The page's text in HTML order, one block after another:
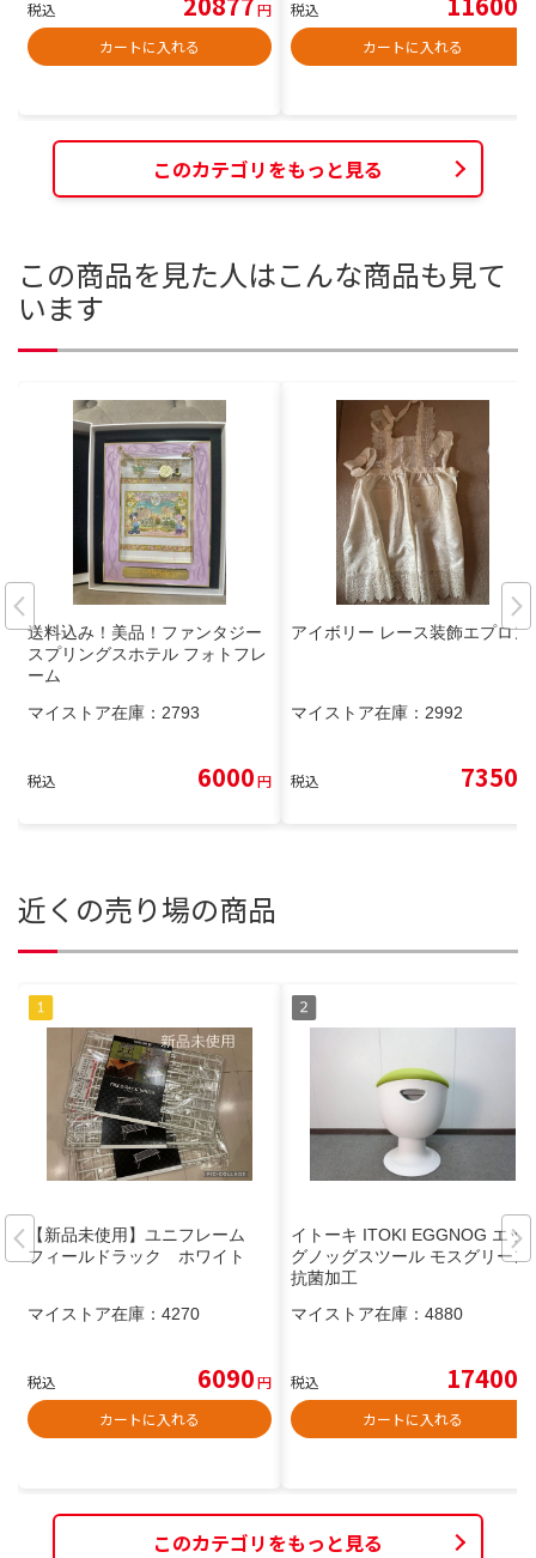
税込
円
カートに入れる
税込
カートに入れる
このカテゴリをもっと見る
この商品を見た人はこんな商品も見て
います
送料込み！美品！ファンタジー
スプリングスホテル フォトフレ
ーム
マイストア在庫： 2793
税込 6000円
アイボリー レース装飾エプロン
マイストア在庫： 2992
税込 7350
近くの売り場の商品
【新品未使用】ユニフレーム
フィールドラック ホワイト
マイストア在庫： 4270
税込 6090円
カートに入れる
イトーキ ITOKI EGGNOG エッ
グノッグスツール モスグリーン
抗菌加工
マイストア在庫： 4880
税込 17400
カートに入れる
このカテゴリをもっと見る